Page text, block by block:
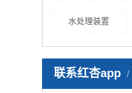
水处理装置
联系红杏app